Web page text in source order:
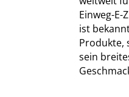
Einweg-
ist
Produkte,
sein